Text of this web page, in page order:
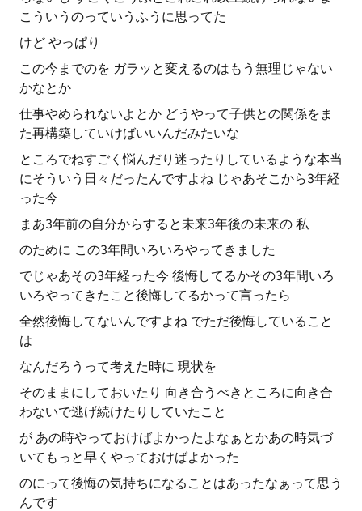
こういうのっていうふうに思ってた
けど やっぱり
この今までのを ガラッと変えるのはもう無理じゃない
かなとか
仕事やめられないよとか どうやって子供との関係をま
た再構築していけばいいんだみたいな
ところでねすごく悩んだり迷ったりしているような本当
にそういう日々だったんですよね じゃあそこから3年経
った今
まあ3年前の自分からすると未来3年後の未来の 私
のために この3年間いろいろやってきました
でじゃあその3年経った今 後悔してるかその3年間いろ
いろやってきたこと後悔してるかって言ったら
全然後悔してないんですよね でただ後悔していること
は
なんだろうって考えた時に 現状を
そのままにしておいたり 向き合うべきところに向き合
わないで逃げ続けたりしていたこと
が あの時やっておけばよかったよなぁとかあの時気づ
いてもっと早くやっておけばよかった
のにって後悔の気持ちになることはあったなぁって思う
んです